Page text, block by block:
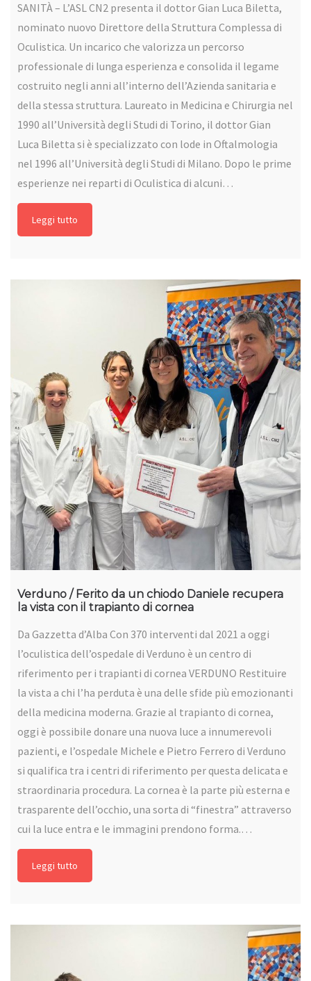
SANITÀ – L’ASL CN2 presenta il dottor Gian Luca Biletta,
nominato nuovo Direttore della Struttura Complessa di
Oculistica. Un incarico che valorizza un percorso
professionale di lunga esperienza e consolida il legame
costruito negli anni all’interno dell’Azienda sanitaria e
della stessa struttura. Laureato in Medicina e Chirurgia nel
1990 all’Università degli Studi di Torino, il dottor Gian
Luca Biletta si è specializzato con lode in Oftalmologia
nel 1996 all’Università degli Studi di Milano. Dopo le prime
esperienze nei reparti di Oculistica di alcuni…
Leggi tutto
Verduno / Ferito da un chiodo Daniele recupera
la vista con il trapianto di cornea
Da Gazzetta d’Alba Con 370 interventi dal 2021 a oggi
l’oculistica dell’ospedale di Verduno è un centro di
riferimento per i trapianti di cornea VERDUNO Restituire
la vista a chi l’ha perduta è una delle sfide più emozionanti
della medicina moderna. Grazie al trapianto di cornea,
oggi è possibile donare una nuova luce a innumerevoli
pazienti, e l’ospedale Michele e Pietro Ferrero di Verduno
si qualifica tra i centri di riferimento per questa delicata e
straordinaria procedura. La cornea è la parte più esterna e
trasparente dell’occhio, una sorta di “finestra” attraverso
cui la luce entra e le immagini prendono forma.…
Leggi tutto